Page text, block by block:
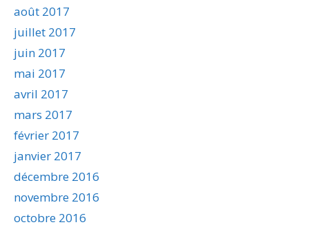
août 2017
juillet 2017
juin 2017
mai 2017
avril 2017
mars 2017
février 2017
janvier 2017
décembre 2016
novembre 2016
octobre 2016